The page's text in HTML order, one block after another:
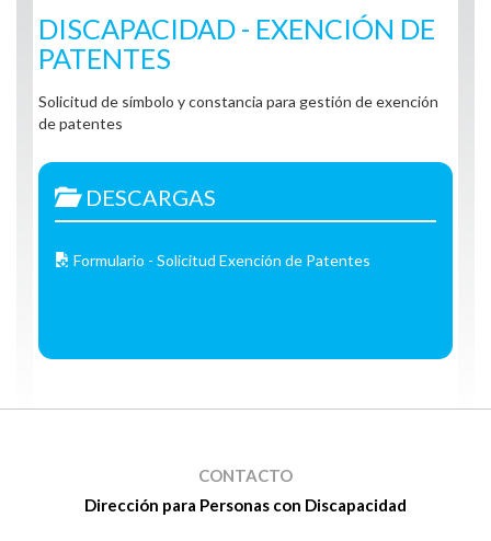
DISCAPACIDAD - EXENCIÓN DE
PATENTES
Solicitud de símbolo y constancia para gestión de exención
de patentes
DESCARGAS
Formulario - Solicitud Exención de Patentes
CONTACTO
Dirección para Personas con Discapacidad